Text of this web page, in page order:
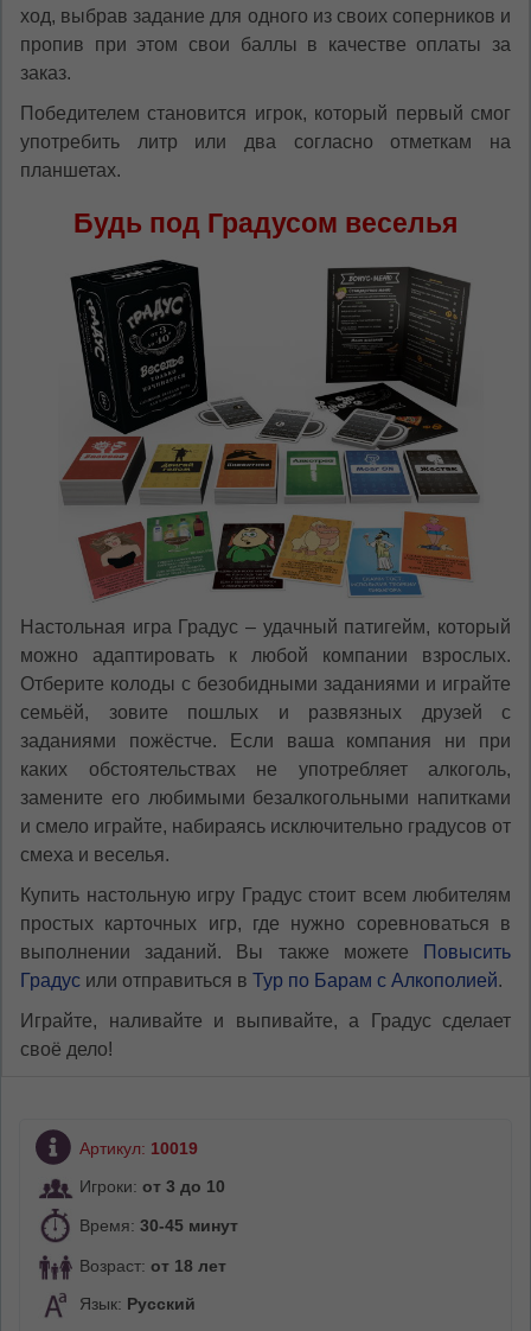
ход, выбрав задание для одного из своих соперников и
пропив при этом свои баллы в качестве оплаты за
заказ.
Победителем становится игрок, который первый смог
употребить литр или два согласно отметкам на
планшетах.
Будь под Градусом веселья
Настольная игра Градус – удачный патигейм, который
можно адаптировать к любой компании взрослых.
Отберите колоды с безобидными заданиями и играйте
семьёй, зовите пошлых и развязных друзей с
заданиями пожёстче. Если ваша компания ни при
каких обстоятельствах не употребляет алкоголь,
замените его любимыми безалкогольными напитками
и смело играйте, набираясь исключительно градусов от
смеха и веселья.
Купить настольную игру Градус стоит всем любителям
простых карточных игр, где нужно соревноваться в
выполнении заданий. Вы также можете
Повысить
Градус или отправиться в Тур по Барам с Алкополией.
Играйте, наливайте и выпивайте, а Градус сделает
своё дело!
Артикул: 10019
Игроки: от 3 до 10
Время: 30-45 минут
Возраст: от 18 лет
Язык: Русский